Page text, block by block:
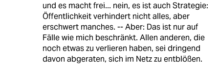
und es macht frei... nein, es ist auch Strategie:
Öffentlichkeit verhindert nicht alles, aber
erschwert manches. -- Aber: Das ist nur auf
Fälle wie mich beschränkt. Allen anderen, die
noch etwas zu verlieren haben, sei dringend
davon abgeraten, sich im Netz zu entblößen.